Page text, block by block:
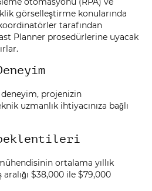
görselleştirme konularında
tarafından
Planner prosedürlerine uyacak
projenizin
uzmanlık ihtiyacınıza bağlı
beklentileri
ortalama yıllık
$38,000 ile $79,000